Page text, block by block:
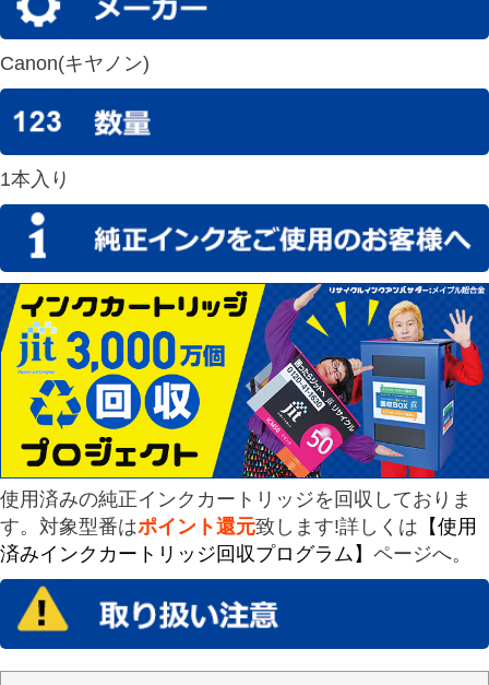
Canon(キヤノン)
1本入り
使用済みの純正インクカートリッジを回収しておりま
す。対象型番はポイント還元致します!詳しくは 【使用
済みインクカートリッジ回収プログラム】 ページへ。